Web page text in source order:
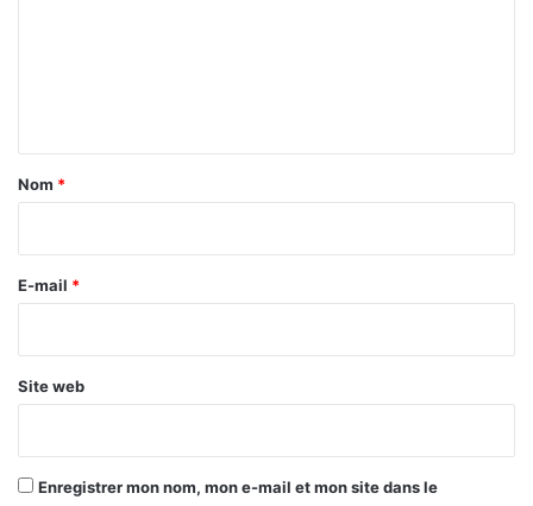
a
e
Nom *
E-mail *
Site web
Enregistrer mon nom, mon e-mail et mon site dans le